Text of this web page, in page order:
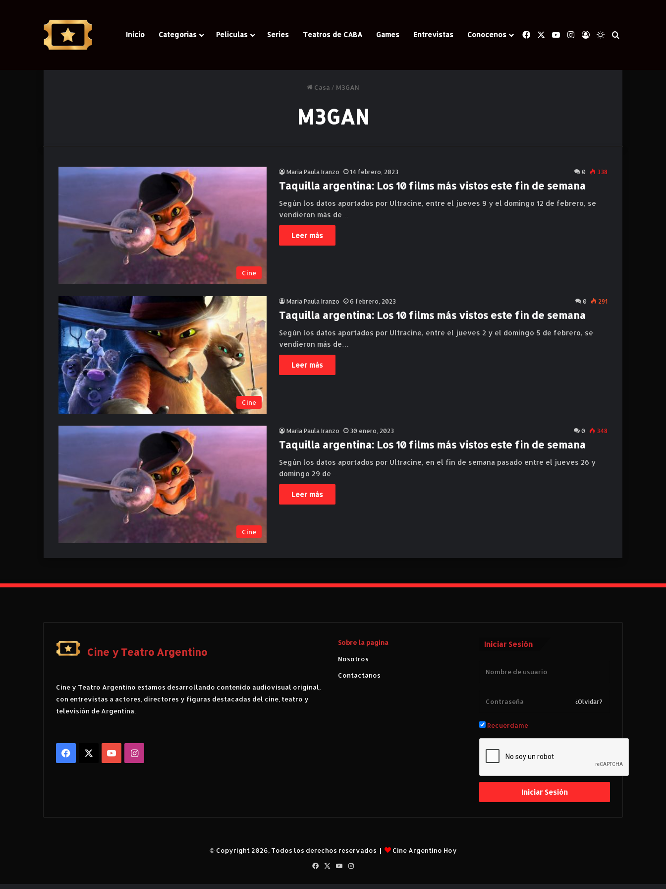
Inicio Categorias Peliculas Series Teatros de CABA Games Entrevistas Conocenos FacebookYouTubeInstagram
Iniciar Sesión
Switch skin
Casa / M3GAN
M3GAN
Cine
Maria Paula Iranzo 14 febrero, 2023 0 338
Taquilla argentina: Los 10 films más vistos este fin de semana
Según los datos aportados por Ultracine, entre el jueves 9 y el domingo 12 de febrero, se
vendieron más de…
Leer más
Cine
Maria Paula Iranzo 6 febrero, 2023 0 291
Taquilla argentina: Los 10 films más vistos este fin de semana
Según los datos aportados por Ultracine, entre el jueves 2 y el domingo 5 de febrero, se
vendieron más de…
Leer más
Cine
Maria Paula Iranzo 30 enero, 2023 0 348
Taquilla argentina: Los 10 films más vistos este fin de semana
Según los datos aportados por Ultracine, en el fin de semana pasado entre el jueves 26 y
domingo 29 de…
Leer más
Cine y Teatro Argentino
Cine y Teatro Argentino estamos desarrollando contenido audiovisual original,
con entrevistas a actores, directores y figuras destacadas del cine, teatro y
televisión de Argentina.
Facebook YouTubeInstagram
Sobre la pagina
Nosotros
Contactanos
Iniciar Sesión
¿Olvidar?
Recuérdame
Iniciar Sesión
© Copyright 2026, Todos los derechos reservados |
Cine Argentino Hoy
FacebookYouTubeInstagram